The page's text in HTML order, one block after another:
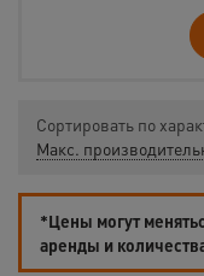
Сортировать по
Макс.
*Цены могут
аренды и